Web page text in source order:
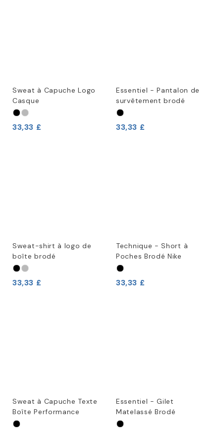
Sweat à Capuche Logo
Casque
33,33 £
Essentiel - Pantalon de
survêtement brodé
33,33 £
Sweat-shirt à logo de
boîte brodé
33,33 £
Technique - Short à
Poches Brodé Nike
33,33 £
Sweat à Capuche Texte
Boîte Performance
Essentiel - Gilet
Matelassé Brodé